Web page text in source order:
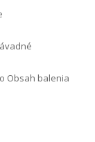
Obsah balenia